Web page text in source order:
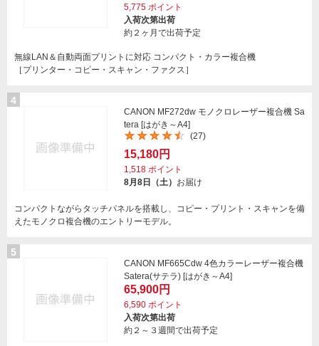
5,775 ポイント
入荷次第出荷
約２ヶ月で出荷予定
無線LAN＆自動両面プリントに対応 コンパクト・カラー複合機
［プリンター・コピー・スキャン・ファクス］
4
CANON MF272dw モノクロレーザー複合機 Sa
tera [はがき～A4]
(27)
15,180円
1,518 ポイント
8月8日（土） お届け
コンパクトながらタッチパネルを搭載し、コピー・プリント・スキャンを備
えたモノクロ複合機のエントリーモデル。
5
CANON MF665Cdw 4色カラーレーザー複合機
Satera(サテラ) [はがき～A4]
65,900円
6,590 ポイント
入荷次第出荷
約２～３週間で出荷予定